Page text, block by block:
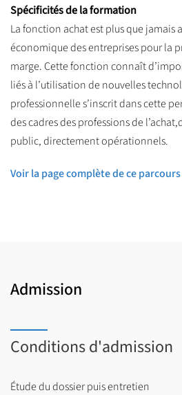
Spécificités de la formation
La fonction achat est plus que jamais
économique des entreprises pour la
marge. Cette fonction connaît
liés à l’utilisation de nouvelles
professionnelle s’inscrit dans cette
des cadres des professions de
public, directement opérationnels.
Voir la page complète de ce parcours
Admission
Conditions d'admission
Étude du dossier puis entretien